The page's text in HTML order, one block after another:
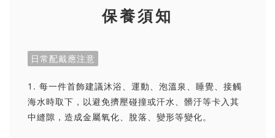
保養須知
日常配戴應注意
1. 每一件首飾建議沐浴、運動、泡溫泉、睡覺、接觸
海水時取下，以避免擠壓碰撞或汗水、髒汙等卡入其
中縫隙，造成金屬氧化、脫落、變形等變化。